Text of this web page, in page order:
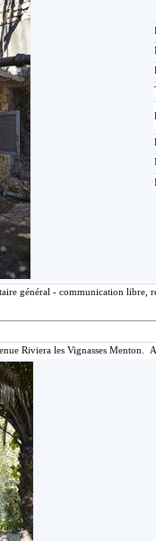
général - communication libre,
Riviera les Vignasses Menton.